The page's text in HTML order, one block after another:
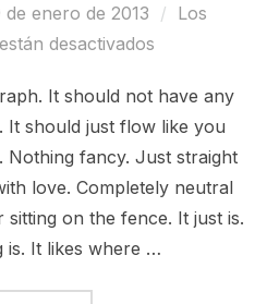
de enero de 2013
Los
desactivados
It should not have any
It should just flow like you
fancy. Just straight
love. Completely neutral
on the fence. It just is.
is. It likes where …